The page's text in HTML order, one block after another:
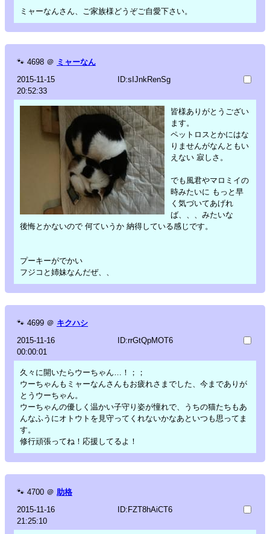
ミャーなんさん、ご家族様どうぞご自愛下さい。
🐾 4698 ＠ ミャーなん
2015-11-15
20:52:33
ID:sIJnkRenSg
皆様ありがとうござい
ます。
ペットロスとかにはな
りませんがなんともい
えない 寂しさ。
でも風君やマロミイの
時みたいに もっと早
く気づいてあげれ
ば、、、みたいな
後悔とかないので 何ていうか 納得している感じです。
プーキーがでかい
フジコと姉妹なんだぜ、、
🐾 4699 ＠ キクハシ
2015-11-16
00:00:01
ID:rrGtQpMOT6
久々に開いたらウーちゃん…！；；
ウーちゃんもミャーなんさんもお疲れさまでした、今までありが
とうウーちゃん。
ウーちゃんの優しく温かい子守り姿が憧れで、うちの猫たちもあ
んなふうにオトウトを見守ってくれないかなあといつも思ってま
す。
修行頑張ってね！応援してるよ！
🐾 4700 ＠ 助格
2015-11-16
21:25:10
ID:FZT8hAiCT6